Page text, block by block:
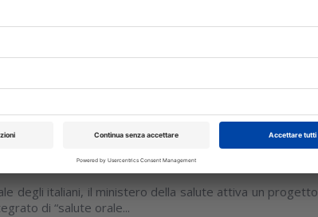
School: progetto ambizioso che, dopo circa 15 anni, si
presenza del Ministro...
nazionale
degli italiani, il ministero della salute attiva un progetto
di “salute orale...